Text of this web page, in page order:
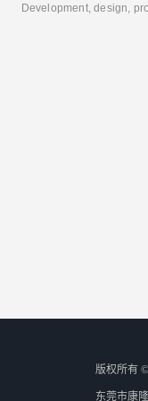
Development, design,
版权所有
东莞市康